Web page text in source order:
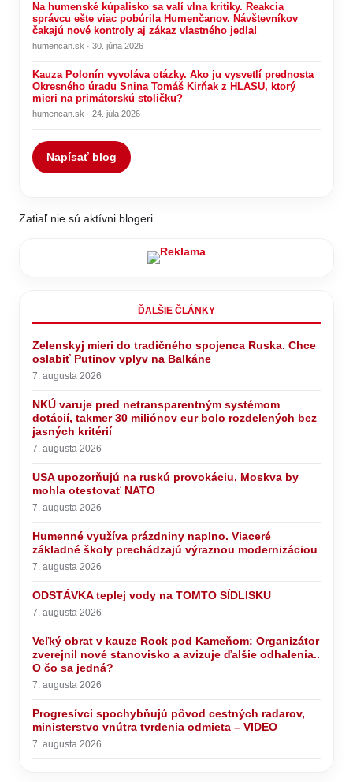
Na humenské kúpalisko sa valí vlna kritiky. Reakcia
správcu ešte viac pobúrila Humenčanov. Návštevníkov
čakajú nové kontroly aj zákaz vlastného jedla!
humencan.sk · 30. júna 2026
Kauza Polonín vyvoláva otázky. Ako ju vysvetlí prednosta
Okresného úradu Snina Tomáš Kirňak z HLASU, ktorý
mieri na primátorskú stoličku?
humencan.sk · 24. júla 2026
Napísať blog
Zatiaľ nie sú aktívni blogeri.
ĎALŠIE ČLÁNKY
Zelenskyj mieri do tradičného spojenca Ruska. Chce
oslabiť Putinov vplyv na Balkáne
7. augusta 2026
NKÚ varuje pred netransparentným systémom
dotácií, takmer 30 miliónov eur bolo rozdelených bez
jasných kritérií
7. augusta 2026
USA upozorňujú na ruskú provokáciu, Moskva by
mohla otestovať NATO
7. augusta 2026
Humenné využíva prázdniny naplno. Viaceré
základné školy prechádzajú výraznou modernizáciou
7. augusta 2026
ODSTÁVKA teplej vody na TOMTO SÍDLISKU
7. augusta 2026
Veľký obrat v kauze Rock pod Kameňom: Organizátor
zverejnil nové stanovisko a avizuje ďalšie odhalenia..
O čo sa jedná?
7. augusta 2026
Progresívci spochybňujú pôvod cestných radarov,
ministerstvo vnútra tvrdenia odmieta – VIDEO
7. augusta 2026